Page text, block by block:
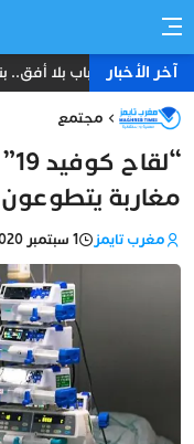
آخر الأخبارشباب بلا أفق..
مجتمع
مغاربة يتطوعون
مغرب تايمز 1 سبتمبر 2020 - 12:34